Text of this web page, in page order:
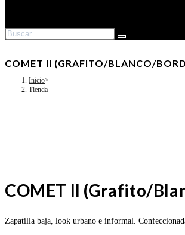
COMET II (GRAFITO/BLANCO/
Inicio>
Tienda
COMET II (Grafito/
Zapatilla baja, look urbano e informal.